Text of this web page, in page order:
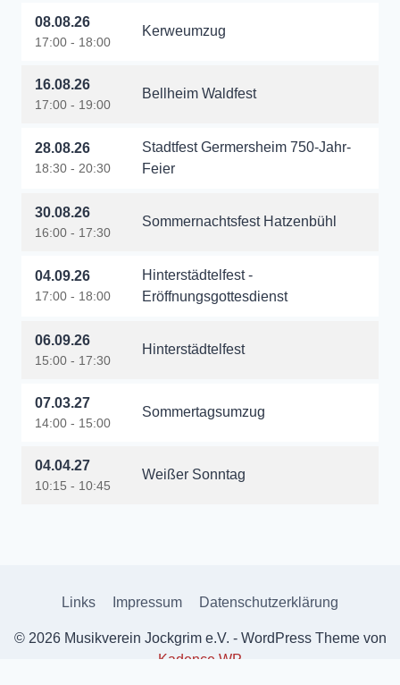
08.08.26
17:00 - 18:00
Kerweumzug
16.08.26
17:00 - 19:00
Bellheim Waldfest
28.08.26
18:30 - 20:30
Stadtfest Germersheim 750-Jahr-
Feier
30.08.26
16:00 - 17:30
Sommernachtsfest Hatzenbühl
04.09.26
17:00 - 18:00
Hinterstädtelfest -
Eröffnungsgottesdienst
06.09.26
15:00 - 17:30
Hinterstädtelfest
07.03.27
14:00 - 15:00
Sommertagsumzug
04.04.27
10:15 - 10:45
Weißer Sonntag
Links Impressum Datenschutzerklärung
© 2026 Musikverein Jockgrim e.V. - WordPress Theme von
Kadence WP